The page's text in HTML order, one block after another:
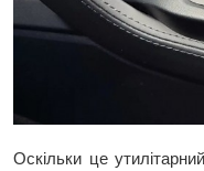
Оскільки це